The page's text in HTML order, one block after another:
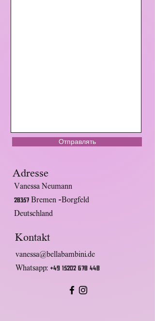
Отправлять
Adresse
Vanessa Neumann
28357 Bremen -Borgfeld
Deutschland
Kontakt
​vanessa@bellabambini.de
Whatsapp: +49 15202 678 448